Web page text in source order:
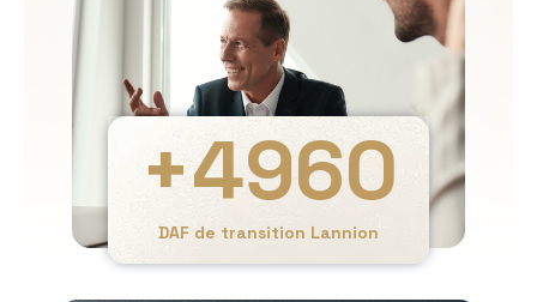
DAF de transition Lannion
+4960